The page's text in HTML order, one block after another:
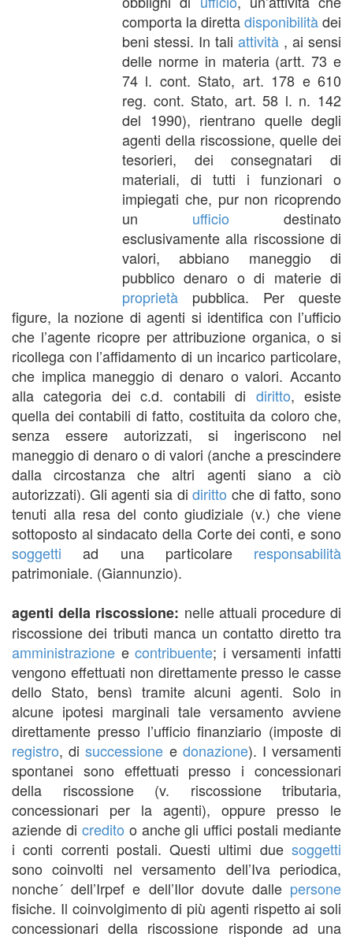
comporta la direttadisponibilitàdei
beni stessi. In tali attività , ai sensi
delle norme in materia (artt. 73 e
74 l. cont. Stato, art. 178 e 610
reg. cont. Stato, art. 58 l. n. 142
del 1990), rientrano quelle degli
agenti della riscossione, quelle dei
tesorieri, dei consegnatari di
materiali, di tutti i funzionari o
impiegati che, pur non ricoprendo
un ufficio destinato
esclusivamente alla riscossione di
valori, abbiano maneggio di
pubblico denaro o di materie di
proprietà pubblica. Per queste
figure, la nozione di agenti si identifica con l’ufficio
che l’agente ricopre per attribuzione organica, o si
ricollega con l’affidamento di un incarico particolare,
che implica maneggio di denaro o valori. Accanto
alla categoria dei c.d. contabili di diritto, esiste
quella dei contabili di fatto, costituita da coloro che,
senza essere autorizzati, si ingeriscono nel
maneggio di denaro o di valori (anche a prescindere
dalla circostanza che altri agenti siano a ciò
autorizzati). Gli agenti sia didiritto che di fatto, sono
tenuti alla resa del conto giudiziale (v.) che viene
sottoposto al sindacato della Corte dei conti, e sono
soggetti ad una particolare responsabilità
patrimoniale. (Giannunzio).
agenti della riscossione: nelle attuali procedure di
riscossione dei tributi manca un contatto diretto tra
amministrazione econtribuente; i versamenti infatti
vengono effettuati non direttamente presso le casse
dello Stato, bensì tramite alcuni agenti. Solo in
alcune ipotesi marginali tale versamento avviene
direttamente presso l’ufficio finanziario (imposte di
registro, disuccessione e donazione). I versamenti
spontanei sono effettuati presso i concessionari
della riscossione (v. riscossione tributaria,
concessionari per la agenti), oppure presso le
aziende di credito o anche gli uffici postali mediante
i conti correnti postali. Questi ultimi due soggetti
sono coinvolti nel versamento dell’Iva periodica,
nonche´ dell’Irpef e dell’Ilor dovute dalle persone
fisiche. Il coinvolgimento di più agenti rispetto ai soli
concessionari della riscossione risponde ad una